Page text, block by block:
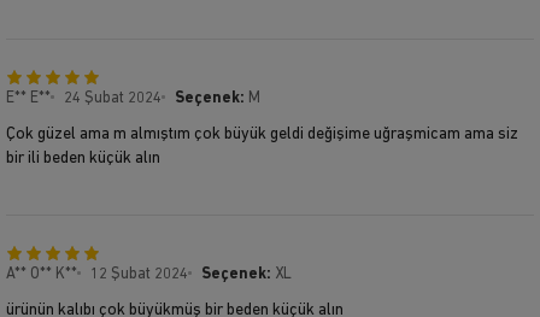
E** E** 24 Şubat 2024 Seçenek: M
Çok güzel ama m almıştım çok büyük geldi değişime uğraşmicam ama siz
bir ili beden küçük alın
A** O** K** 12 Şubat 2024 Seçenek: XL
ürünün kalıbı çok büyükmüş bir beden küçük alın